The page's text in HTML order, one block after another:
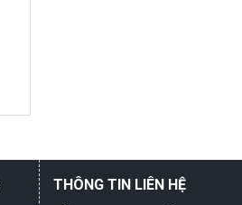
THÔNG TIN LIÊN HỆ